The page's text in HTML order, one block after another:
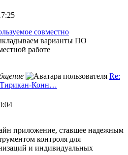
совместно
варианты ПО
работе
Re:
Конн…
приложение, ставшее надежным
контроля для
и индивидуальных